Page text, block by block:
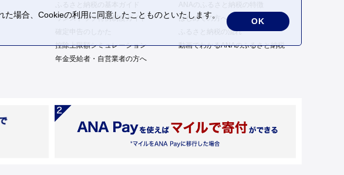
ふるさと納税の基本ガイド
ANAのふるさと納税の特徴
ワンストップ特例制度ガイド
はじめての方へ
ふるさと納税の流れ
控除上限額シミュレーション
動画でわかるANAのふるさと納税
年金受給者・自営業者の方へ
場合、Cookieの利用に同意したことものといたします。
OK